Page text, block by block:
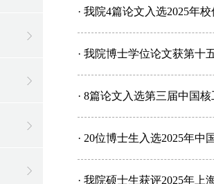
· 我院4篇论文入选2025年
· 我院博士学位论文获第十
· 8篇论文入选第三届中国
· 20位博士生入选2025年
· 我院硕士生获评2025年上